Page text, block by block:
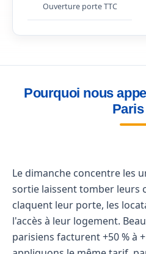
Ouverture porte TTC
Pourquoi nous
Le dimanche concentre les
sortie laissent tomber leurs
claquent leur porte, les
l'accès à leur logement.
parisiens facturent +50 % à